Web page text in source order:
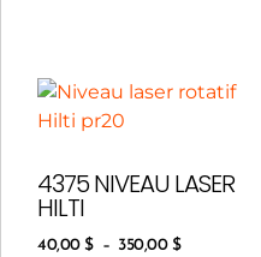
4375 NIVEAU LASER
HILTI
40,00$ – 350,00 $